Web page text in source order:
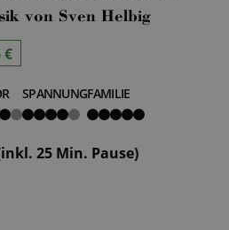
von Sven Helbig
€
SPANNUNG
4
von
FAMILIE
5
von
25 Min. Pause)